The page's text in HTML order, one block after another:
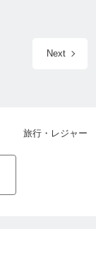
Next
旅行・レジャー